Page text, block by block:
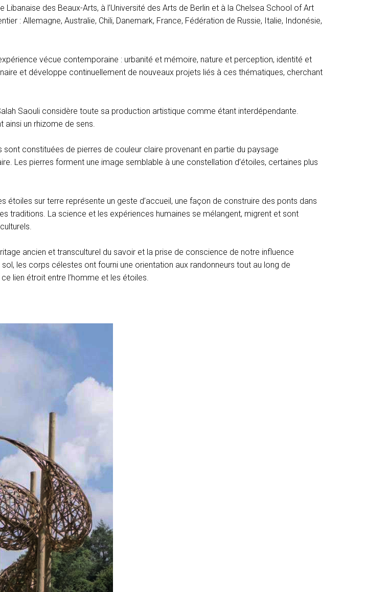
des Beaux-Arts, à l’Université des Arts de Berlin et à la Chelsea School of Art
: Allemagne, Australie, Chili, Danemark, France, Fédération de Russie, Italie, Indonésie,
vécue contemporaine : urbanité et mémoire, nature et perception, identité et
et développe continuellement de nouveaux projets liés à ces thématiques, cherchant
Saouli considère toute sa production artistique comme étant interdépendante.
un rhizome de sens.
constituées de pierres de couleur claire provenant en partie du paysage
Les pierres forment une image semblable à une constellation d’étoiles, certaines plus
sur terre représente un geste d’accueil, une façon de construire des ponts dans
traditions. La science et les expériences humaines se mélangent, migrent et sont
ancien et transculturel du savoir et la prise de conscience de notre influence
les corps célestes ont fourni une orientation aux randonneurs tout au long de
lien étroit entre l’homme et les étoiles.